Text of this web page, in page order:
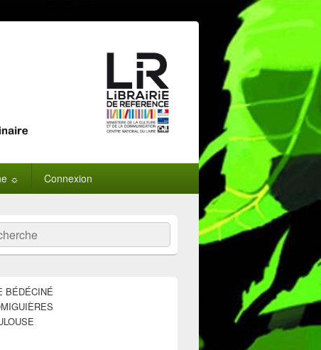
☼ Connexion
:
BÉDÉCINÉ